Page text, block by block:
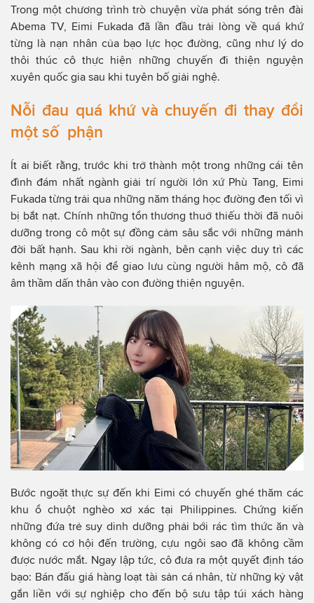
Trong một chương trình trò chuyện vừa phát sóng trên đài
Abema TV, Eimi Fukada đã lần đầu trải lòng về quá khứ
từng là nạn nhân của bạo lực học đường, cũng như lý do
thôi thúc cô thực hiện những chuyến đi thiện nguyện
xuyên quốc gia sau khi tuyên bố giải nghệ.
Nỗi đau quá khứ và chuyến đi thay đổi
một số phận
Ít ai biết rằng, trước khi trở thành một trong những cái tên
đình đám nhất ngành giải trí người lớn xứ Phù Tang, Eimi
Fukada từng trải qua những năm tháng học đường đen tối vì
bị bắt nạt. Chính những tổn thương thuở thiếu thời đã nuôi
dưỡng trong cô một sự đồng cảm sâu sắc với những mảnh
đời bất hạnh. Sau khi rời ngành, bên cạnh việc duy trì các
kênh mạng xã hội để giao lưu cùng người hâm mộ, cô đã
âm thầm dấn thân vào con đường thiện nguyện.
Bước ngoặt thực sự đến khi Eimi có chuyến ghé thăm các
khu ổ chuột nghèo xơ xác tại Philippines. Chứng kiến
những đứa trẻ suy dinh dưỡng phải bới rác tìm thức ăn và
không có cơ hội đến trường, cựu ngôi sao đã không cầm
được nước mắt. Ngay lập tức, cô đưa ra một quyết định táo
bạo: Bán đấu giá hàng loạt tài sản cá nhân, từ những kỷ vật
gắn liền với sự nghiệp cho đến bộ sưu tập túi xách hàng